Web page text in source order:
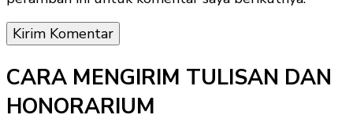
CARA MENGIRIM TULISAN DAN
HONORARIUM